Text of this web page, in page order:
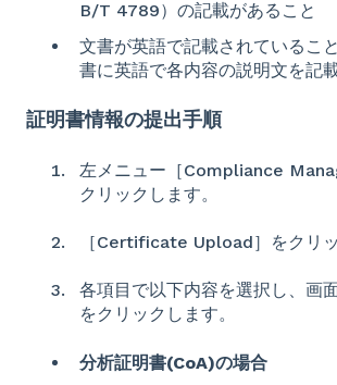
B/T 4789）の記載があること
文書が英語で記載されているこ
書に英語で各内容の説明文を記
証明書情報の提出手順
左メニュー［Compliance
クリックします。
［Certificate Upload］をクリッ
各項目で以下内容を選択し、画
をクリックします。
分析証明書(CoA)の場合